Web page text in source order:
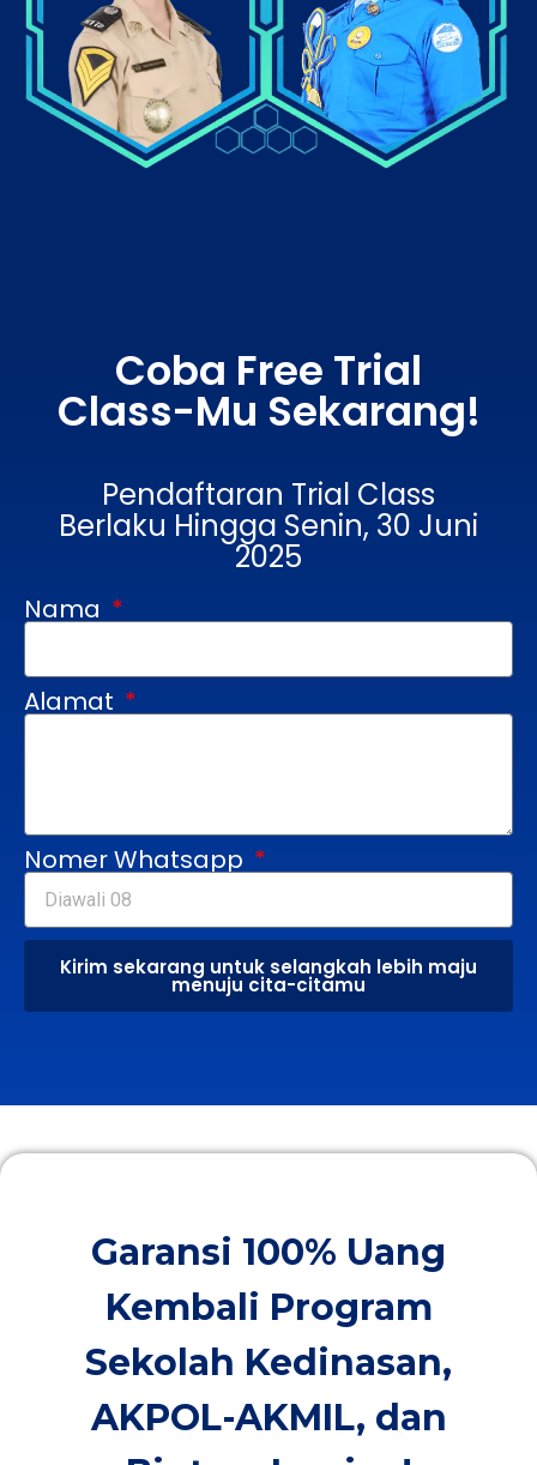
Coba Free Trial
Class-Mu Sekarang!
Pendaftaran Trial Class
Berlaku Hingga Senin, 30 Juni
2025
Nama
Alamat
Nomer Whatsapp
Kirim sekarang untuk selangkah lebih maju
menuju cita-citamu
Garansi 100% Uang
Kembali Program
Sekolah Kedinasan,
AKPOL-AKMIL, dan